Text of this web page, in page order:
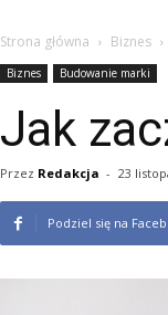
Strona główna Biznes
Biznes Budowanie marki
Jak
Przez Redakcja - 23
Podziel się na